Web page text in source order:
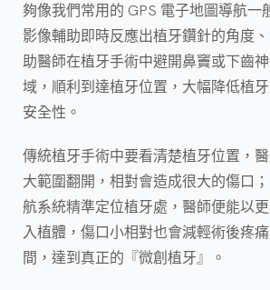
夠像我們常用的 GPS 電子地圖導航一
影像輔助即時反應出植牙鑽針的角度
助醫師在植牙手術中避開鼻竇或下齒
域，順利到達植牙位置，大幅降低植
安全性。
傳統植牙手術中要看清楚植牙位置，
大範圍翻開，相對會造成很大的傷口
航系統精準定位植牙處，醫師便能以
入植體，傷口小相對也會減輕術後疼
間，達到真正的『微創植牙』。